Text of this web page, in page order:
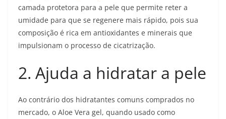
camada protetora para a pele que permite reter a
umidade para que se regenere mais rápido, pois sua
composição é rica em antioxidantes e minerais que
impulsionam o processo de cicatrização.
2. Ajuda a hidratar a pele
Ao contrário dos hidratantes comuns comprados no
mercado, o Aloe Vera gel, quando usado como